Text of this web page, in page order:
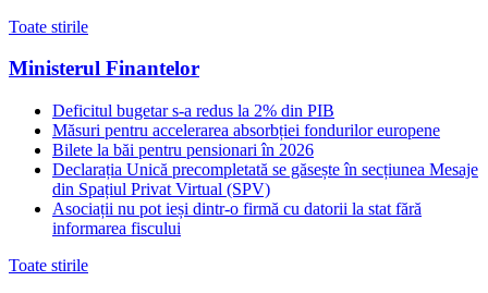
Toate stirile
Ministerul Finantelor
Deficitul bugetar s-a redus la 2% din PIB
Măsuri pentru accelerarea absorbției fondurilor europene
Bilete la băi pentru pensionari în 2026
Declarația Unică precompletată se găsește în secțiunea Mesaje
din Spațiul Privat Virtual (SPV)
Asociații nu pot ieși dintr-o firmă cu datorii la stat fără
informarea fiscului
Toate stirile